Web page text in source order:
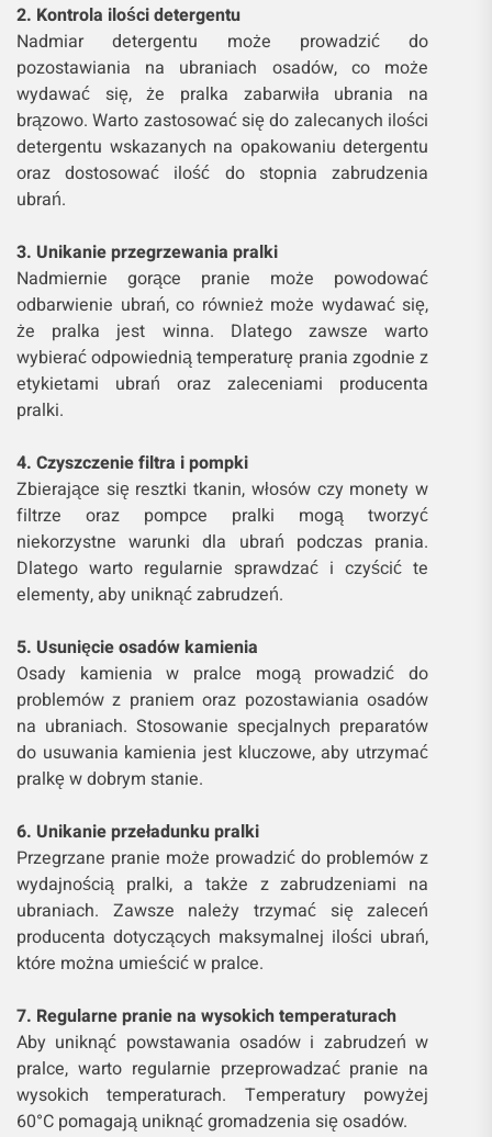
2. Kontrola ilości detergentu
Nadmiar detergentu może prowadzić do
pozostawiania na ubraniach osadów, co może
wydawać się, że pralka zabarwiła ubrania na
brązowo. Warto zastosować się do zalecanych ilości
detergentu wskazanych na opakowaniu detergentu
oraz dostosować ilość do stopnia zabrudzenia
ubrań.
3. Unikanie przegrzewania pralki
Nadmiernie gorące pranie może powodować
odbarwienie ubrań, co również może wydawać się,
że pralka jest winna. Dlatego zawsze warto
wybierać odpowiednią temperaturę prania zgodnie z
etykietami ubrań oraz zaleceniami producenta
pralki.
4. Czyszczenie filtra i pompki
Zbierające się resztki tkanin, włosów czy monety w
filtrze oraz pompce pralki mogą tworzyć
niekorzystne warunki dla ubrań podczas prania.
Dlatego warto regularnie sprawdzać i czyścić te
elementy, aby uniknąć zabrudzeń.
5. Usunięcie osadów kamienia
Osady kamienia w pralce mogą prowadzić do
problemów z praniem oraz pozostawiania osadów
na ubraniach. Stosowanie specjalnych preparatów
do usuwania kamienia jest kluczowe, aby utrzymać
pralkę w dobrym stanie.
6. Unikanie przeładunku pralki
Przegrzane pranie może prowadzić do problemów z
wydajnością pralki, a także z zabrudzeniami na
ubraniach. Zawsze należy trzymać się zaleceń
producenta dotyczących maksymalnej ilości ubrań,
które można umieścić w pralce.
7. Regularne pranie na wysokich temperaturach
Aby uniknąć powstawania osadów i zabrudzeń w
pralce, warto regularnie przeprowadzać pranie na
wysokich temperaturach. Temperatury powyżej
60°C pomagają uniknąć gromadzenia się osadów.